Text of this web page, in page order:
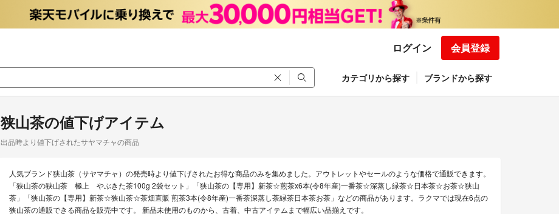
ログイン 会員登録
カテゴリから探す ブランドから探す
狭山茶の値下げアイテム
出品時より値下げされたサヤマチャの商品
人気ブランド狭山茶（サヤマチャ）の発売時より値下げされたお得な商品のみを集めました。アウトレットやセールのような価格で通販できます。
「狭山茶の狭山茶 極上 やぶきた茶100g 2袋セット」「狭山茶の【専用】新茶☆煎茶x6本(令8年産)一番茶☆深蒸し緑茶☆日本茶☆お茶☆狭山
茶」「狭山茶の【専用】新茶☆狭山茶☆茶畑直販 煎茶3本(令8年産)一番茶深蒸し茶緑茶日本茶お茶」などの商品があります。ラクマでは現在6点の
狭山茶の通販できる商品を販売中です。 新品未使用のものから、古着、中古アイテムまで幅広い品揃えです。